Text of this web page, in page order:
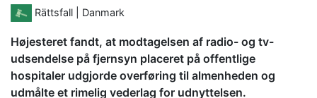
Rättsfall | Danmark
Højesteret fandt, at modtagelsen af radio- og tv-
udsendelse på fjernsyn placeret på offentlige
hospitaler udgjorde overføring til almenheden og
udmålte et rimelig vederlag for udnyttelsen.